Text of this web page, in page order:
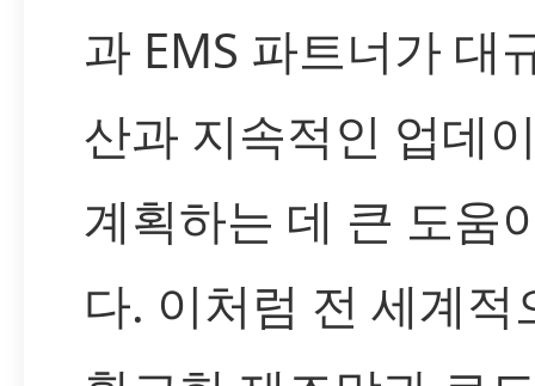
과 EMS 파트너가 대
산과 지속적인 업데
계획하는 데 큰 도움
다. 이처럼 전 세계적